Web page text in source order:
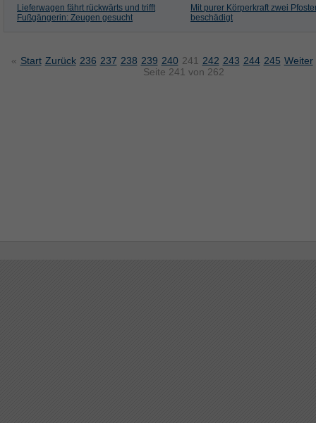
Lieferwagen fährt rückwärts und trifft
Fußgängerin: Zeugen gesucht
Mit purer Körperkraft zwei
beschädigt
« Start Zurück 236 237 238 239 240 241 242 243 244 245 Weiter
Seite 241 von 262